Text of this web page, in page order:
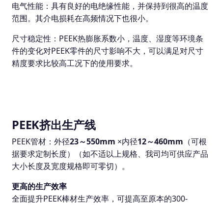
电气性能：具有良好的电绝缘性能，并保持到很高的温度
范围。其介电损耗在高频情况下也很小。
尺寸稳定性：PEEK热膨胀系数小，温度、湿度等环境条
件的变化对PEEK零件的尺寸影响不大，可以满足对尺寸
精度要求比较高工况下的使用要求。
PEEK挤出生产线
PEEK管材：外径23～550mm ×内径12～460mm （可根
据要求定制长度）（如不适以上规格、我司均可供应产品
大小长度及宽度规格即可零切）。
更高的生产效率
全面提升PEEK棒材生产效率，可提高至原本的300-